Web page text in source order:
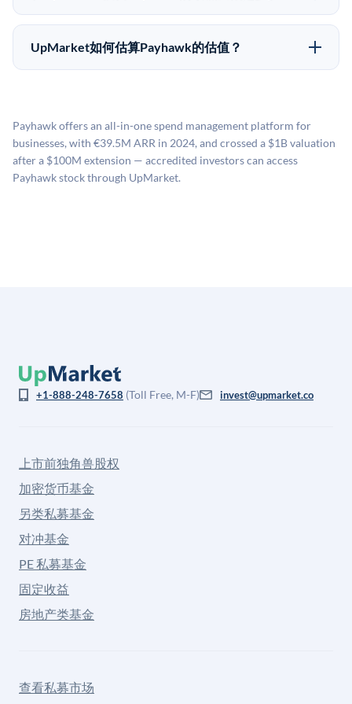
市场条件。任何退出的时间都是不可预测的，投资者应
做好多年持有的准备。
UpMarket上大多数Pre-IPO产品的最低投资金额为
50,000美元。具体金额可能因产品和股份供应情况而有
UpMarket如何估算Payhawk的估值？
司可比倍数应用私有公司折扣，以反映流动性不足和信
息不对称。此估值不构成投资建议，可能与实际交易价
格存在重大差异。
Payhawk offers an all-in-one spend management platform for
businesses, with €39.5M ARR in 2024, and crossed a $1B valuation
after a $100M extension — accredited investors can access
Payhawk stock through UpMarket.
+1-888-248-7658 (Toll Free, M-F) invest@upmarket.co
上市前独角兽股权
加密货币基金
另类私募基金
对冲基金
PE 私募基金
固定收益
房地产类基金
查看私募市场